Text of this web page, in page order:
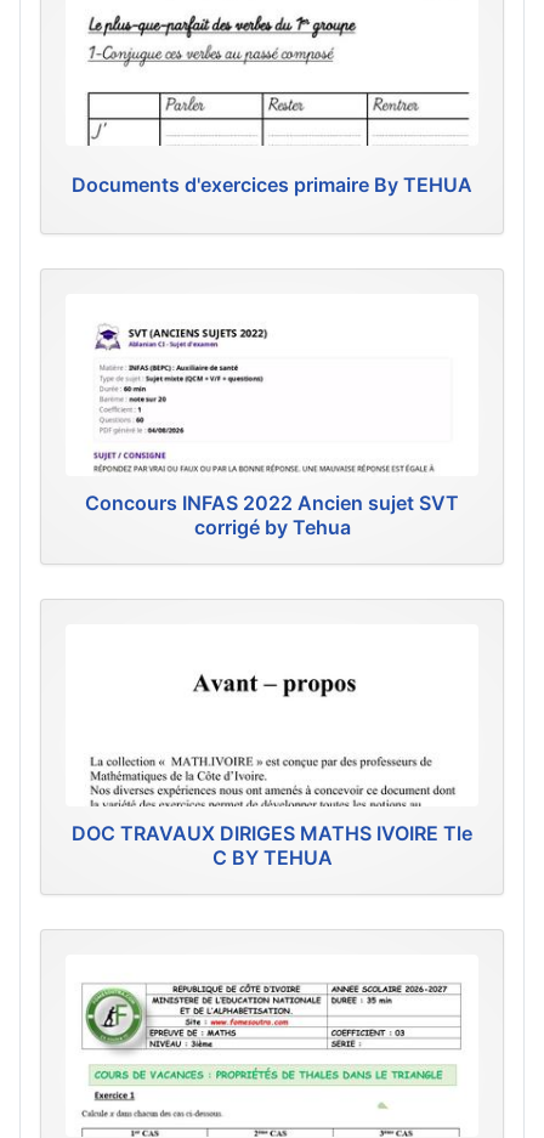
Documents d'exercices primaire By TEHUA
Concours INFAS 2022 Ancien sujet SVT
corrigé by Tehua
DOC TRAVAUX DIRIGES MATHS IVOIRE Tle
C BY TEHUA